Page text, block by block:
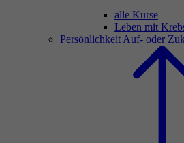
alle Kurse
Leben mit
Persönlichkeit Auf- oder